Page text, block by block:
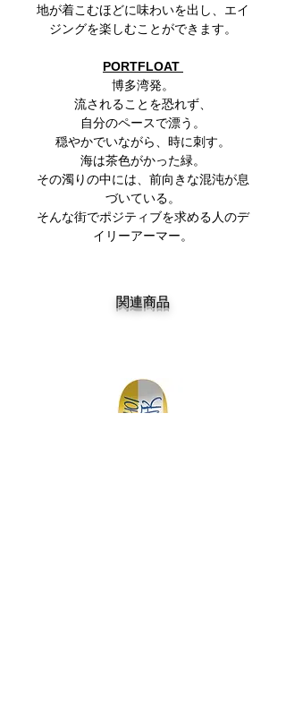
地が着こむほどに味わいを出し、エイ
ジングを楽しむことができます。
PORTFLOAT
博多湾発。
流されることを恐れず、
自分のペースで漂う。
穏やかでいながら、時に刺す。
海は茶色がかった緑。
その濁りの中には、前向きな混沌が息
づいている。
そんな街でポジティブを求める人のデ
イリーアーマー。
関連商品